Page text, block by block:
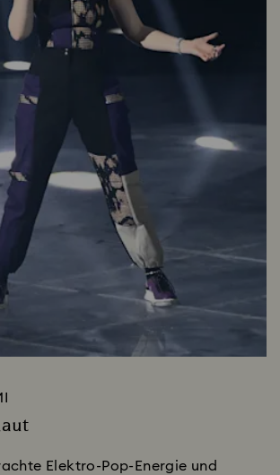
Elektro-Pop-Energie und